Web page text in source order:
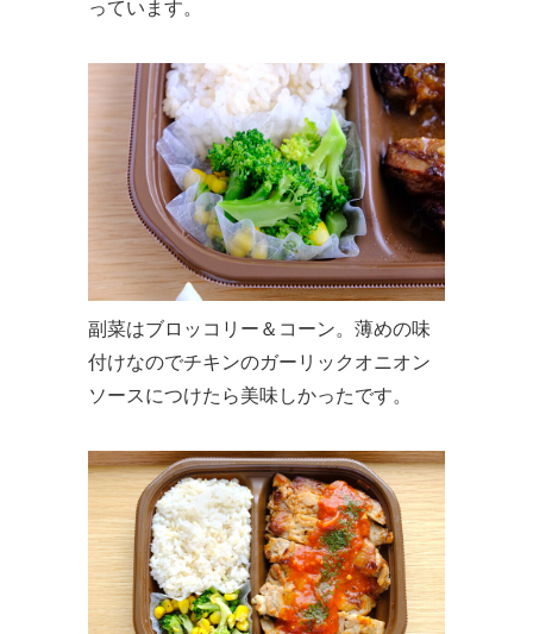
っています。
副菜はブロッコリー＆コーン。薄めの味
付けなのでチキンのガーリックオニオン
ソースにつけたら美味しかったです。